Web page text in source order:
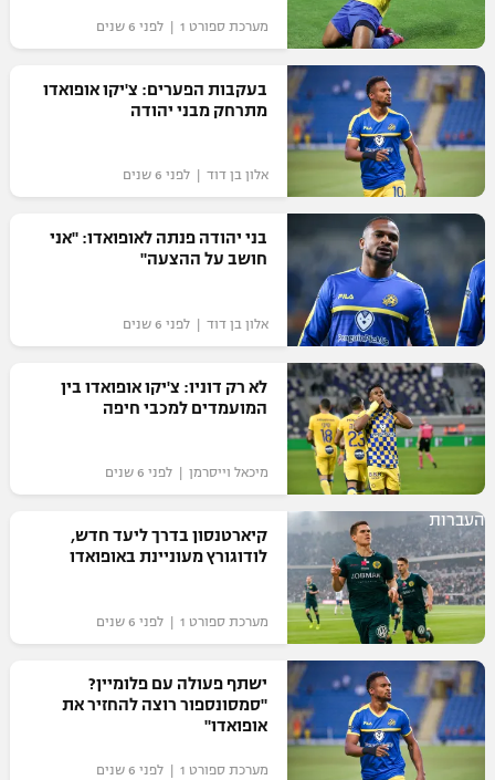
תקנון פעילות ספורט 1
רשיון להקרנה פומבית לבית עסק
הצטרפות לחבילת הערוצים
לוח דרושים – ג'ובנט
תגיות
המגזין
מערכת ספורט 1 | לפני 6 שנים
בעקבות הפערים: צ'יקו אופואדו
מתרחק מבני יהודה
אלון בן דוד | לפני 6 שנים
בני יהודה פנתה לאופואדו: "אני
חושב על ההצעה"
אלון בן דוד | לפני 6 שנים
לא רק דוניו: צ'יקו אופואדו בין
המועמדים למכבי חיפה
מיכאל וייסרמן | לפני 6 שנים
העברות
קיארטנסון בדרך ליעד חדש,
לודוגורץ מעוניינת באופואדו
מערכת ספורט 1 | לפני 6 שנים
ישתף פעולה עם פלומיין?
"סמסונספור רוצה להחזיר את
אופואדו"
מערכת ספורט 1 | לפני 6 שנים